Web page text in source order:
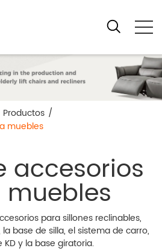
Productos /
muebles
accesorios
para sillones reclinables,
base de silla, el sistema de carro,
KD y la base giratoria.